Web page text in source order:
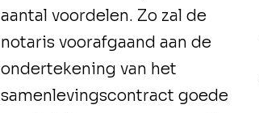
aantal voordelen. Zo zal de
notaris voorafgaand aan de
ondertekening van het
samenlevingscontract goede